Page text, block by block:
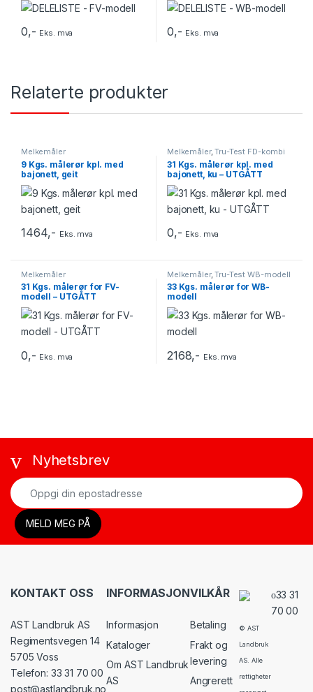
0,- Eks. mva 0,- Eks. mva
Relaterte produkter
Melkemåler
9 Kgs. målerør kpl. med
bajonett, geit
1464,- Eks. mva
Melkemåler,Tru-Test FD-kombi
31 Kgs. målerør kpl. med
bajonett, ku – UTGÅTT
0,- Eks. mva
Melkemåler
31 Kgs. målerør for FV-
modell – UTGÅTT
0,- Eks. mva
Melkemåler,Tru-Test WB-modell
33 Kgs. målerør for WB-
modell
2168,- Eks. mva
Nyhetsbrev
KONTAKT OSS
AST Landbruk AS
Regimentsvegen 14
5705 Voss
Telefon: 33 31 70 00
post@astlandbruk.no
INFORMASJON
Informasjon
Kataloger
Om AST Landbruk
AS
VILKÅR
Betaling
Frakt og
levering
Angrerett
© AST
Landbruk
AS. Alle
rettigheter
33 31
70 00